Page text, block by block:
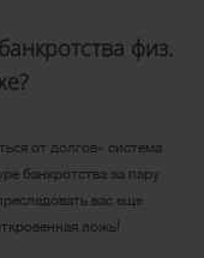
физ.
от долгов» система
банкротства за пару
вас еще
ложь!